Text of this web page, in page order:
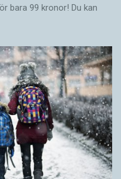
bara 99 kronor! Du kan